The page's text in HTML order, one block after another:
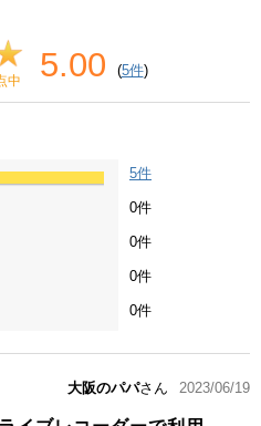
中 5.00 (5件)
5件
0件
0件
0件
0件
大阪のパパさん 2023/06/19